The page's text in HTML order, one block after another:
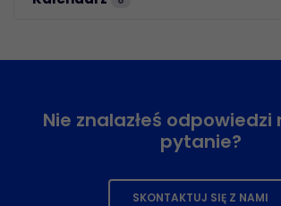
Nie znalazłeś odpowiedzi
pytanie?
SKONTAKTUJ SIĘ Z NAMI